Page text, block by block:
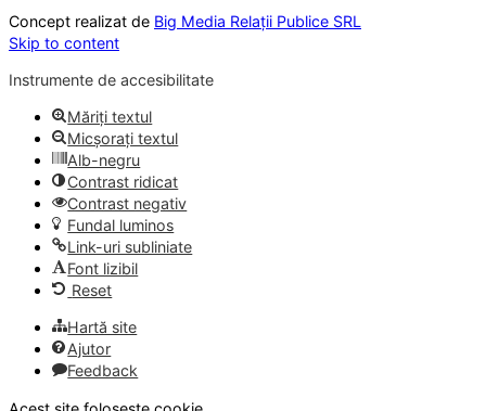
Concept realizat de Big Media Relații Publice SRL
Skip to content
Instrumente de accesibilitate
Măriți textul
Micșorați textul
Alb-negru
Contrast ridicat
Contrast negativ
Fundal luminos
Link-uri subliniate
Font lizibil
Reset
Hartă site
Ajutor
Feedback